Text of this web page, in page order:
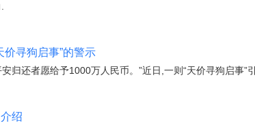
价寻狗启事”的警示
归还者愿给予1000万人民币。”近日,一则“天价寻狗启事”
绍